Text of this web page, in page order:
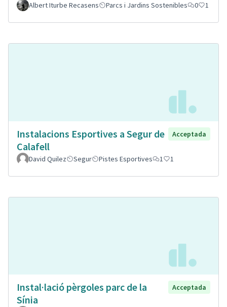
Albert Iturbe Recasens Parcs i Jardins Sostenibles 0 1
Instalacions Esportives a Segur de
Calafell
Acceptada
David Quilez Segur Pistes Esportives 1 1
Instal·lació pèrgoles parc de la
Sínia
Acceptada